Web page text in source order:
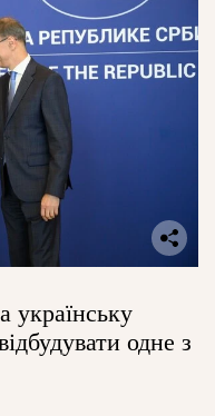
українську
одне з